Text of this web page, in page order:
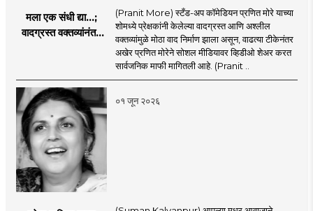
मला एक संधी द्या...;
वादग्रस्त वक्तव्यांनंतर
म्हणाला?
(Pranit More) स्टँड-अप कॉमेडियन प्रणित मोरे याच्या
शोमध्ये प्रेक्षकांनी केलेल्या वादग्रस्त आणि अश्लील
वक्तव्यांमुळे मोठा वाद निर्माण झाला असून, वाढत्या टीकेनंतर
अखेर प्रणित मोरेने सोशल मीडियावर व्हिडीओ शेअर करत
सार्वजनिक माफी मागितली आहे. (Pranit ..
०१ जून २०२६